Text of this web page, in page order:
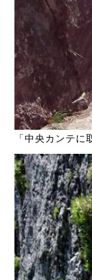
「中央カンテに